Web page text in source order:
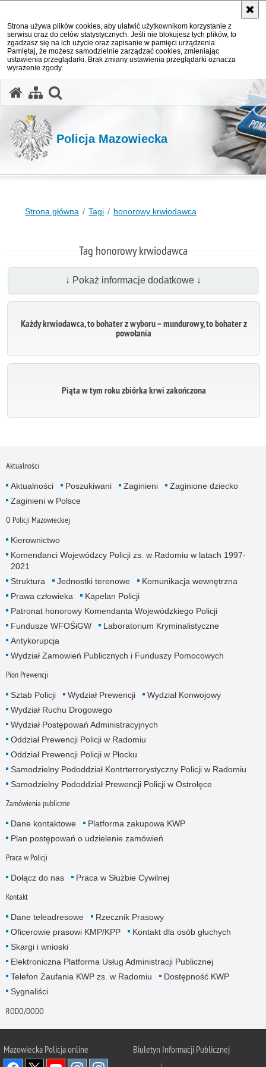
Strona używa plików cookies, aby ułatwić użytkownikom korzystanie z
serwisu oraz do celów statystycznych. Jeśli nie blokujesz tych plików, to
zgadzasz się na ich użycie oraz zapisanie w pamięci urządzenia.
Pamiętaj, że możesz samodzielnie zarządzać cookies, zmieniając
ustawienia przeglądarki. Brak zmiany ustawienia przeglądarki oznacza
wyrażenie zgody.
Policja Mazowiecka
Strona główna Tagi honorowy krwiodawca
Tag honorowy krwiodawca
↓ Pokaż informacje dodatkowe ↓
Każdy krwiodawca, to bohater z wyboru – mundurowy, to bohater z
powołania
Piąta w tym roku zbiórka krwi zakończona
Aktualności
Aktualności Poszukiwani Zaginieni
Zaginione dziecko
Zaginieni w Polsce
O Policji Mazowieckiej
Kierownictwo
Komendanci Wojewódzcy Policji zs. w Radomiu w latach 1997-
2021
Struktura
Jednostki terenowe
Komunikacja wewnętrzna
Prawa człowieka
Kapelan Policji
Patronat honorowy Komendanta Wojewódzkiego Policji
Fundusze WFOŚiGW
Laboratorium Kryminalistyczne
Antykorupcja
Wydział Zamowień Publicznych i Funduszy Pomocowych
Pion Prewencji
Sztab Policji Wydział Prewencji
Wydział Konwojowy
Wydział Ruchu Drogowego
Wydział Postępowań Administracyjnych
Oddział Prewencji Policji w Radomiu
Oddział Prewencji Policji w Płocku
Samodzielny Pododdział Kontrterrorystyczny Policji w Radomiu
Samodzielny Pododdział Prewencji Policji w Ostrołęce
Zamówienia publiczne
Dane kontaktowe
Platforma zakupowa KWP
Plan postępowań o udzielenie zamówień
Praca w Policji
Dołącz do nas Praca w Służbie Cywilnej
Kontakt
Dane teleadresowe
Rzecznik Prasowy
Oficerowie prasowi KMP/KPP
Kontakt dla osób głuchych
Skargi i wnioski
Elektroniczna Platforma Usług Administracji Publicznej
Telefon Zaufania KWP zs. w Radomiu
Dostępność KWP
Sygnaliści
RODO/DODO
Mazowiecka Policja online
Biuletyn Informacji Publicznej